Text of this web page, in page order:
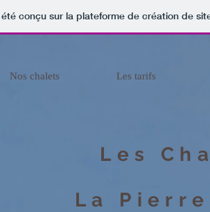
conçu sur la plateforme de création de
Nos chalets Les tarifs
Les
La